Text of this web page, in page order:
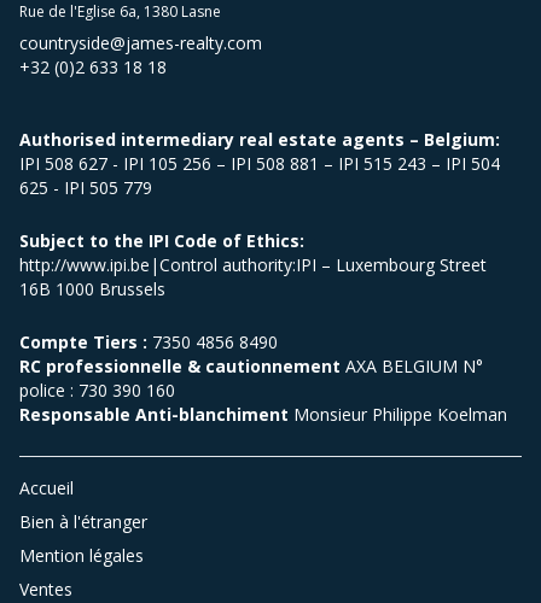
Rue de l'Eglise 6a, 1380 Lasne
countryside@james-realty.com
+32 (0)2 633 18 18
Authorised intermediary real estate agents – Belgium:
IPI 508 627 - IPI 105 256 – IPI 508 881 – IPI 515 243 – IPI 504
625 - IPI 505 779
Subject to the IPI Code of Ethics:
http://www.ipi.be|Control authority:IPI – Luxembourg Street
16B 1000 Brussels
Compte Tiers : 7350 4856 8490
RC professionnelle & cautionnement AXA BELGIUM N°
police : 730 390 160
Responsable Anti-blanchiment Monsieur Philippe Koelman
Accueil
Bien à l'étranger
Mention légales
Ventes